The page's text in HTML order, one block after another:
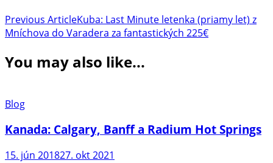
Post
Navigation
Previous ArticleKuba: Last Minute letenka (priamy let) z
Mníchova do Varadera za fantastických 225€
You may also like...
Blog
Kanada: Calgary, Banff a Radium Hot Springs
15. jún 201827. okt 2021